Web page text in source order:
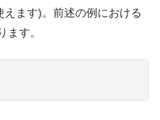
えます)。前述の例における
す。